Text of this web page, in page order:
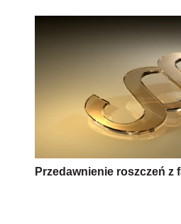
Przedawnienie roszczeń z